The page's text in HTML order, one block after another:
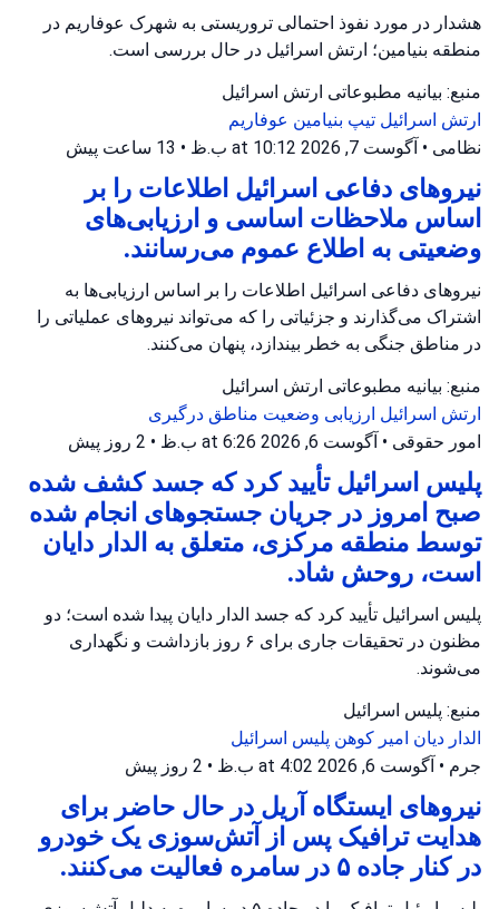
هشدار در مورد نفوذ احتمالی تروریستی به شهرک عوفاریم در
منطقه بنیامین؛ ارتش اسرائیل در حال بررسی است.
منبع: بیانیه مطبوعاتی ارتش اسرائیل
ارتش اسرائیل تیپ بنیامین عوفاریم
نظامی • آگوست 7, 2026 at 10:12 ب.ظ • 13 ساعت پیش
نیروهای دفاعی اسرائیل اطلاعات را بر
اساس ملاحظات اساسی و ارزیابی‌های
وضعیتی به اطلاع عموم می‌رسانند.
نیروهای دفاعی اسرائیل اطلاعات را بر اساس ارزیابی‌ها به
اشتراک می‌گذارند و جزئیاتی را که می‌تواند نیروهای عملیاتی را
در مناطق جنگی به خطر بیندازد، پنهان می‌کنند.
منبع: بیانیه مطبوعاتی ارتش اسرائیل
ارتش اسرائیل ارزیابی وضعیت مناطق درگیری
امور حقوقی • آگوست 6, 2026 at 6:26 ب.ظ • 2 روز پیش
پلیس اسرائیل تأیید کرد که جسد کشف شده
صبح امروز در جریان جستجوهای انجام شده
توسط منطقه مرکزی، متعلق به الدار دایان
است، روحش شاد.
پلیس اسرائیل تأیید کرد که جسد الدار دایان پیدا شده است؛ دو
مظنون در تحقیقات جاری برای ۶ روز بازداشت و نگهداری
می‌شوند.
منبع: پلیس اسرائیل
الدار دیان امیر کوهن پلیس اسرائیل
جرم • آگوست 6, 2026 at 4:02 ب.ظ • 2 روز پیش
نیروهای ایستگاه آریل در حال حاضر برای
هدایت ترافیک پس از آتش‌سوزی یک خودرو
در کنار جاده ۵ در سامره فعالیت می‌کنند.